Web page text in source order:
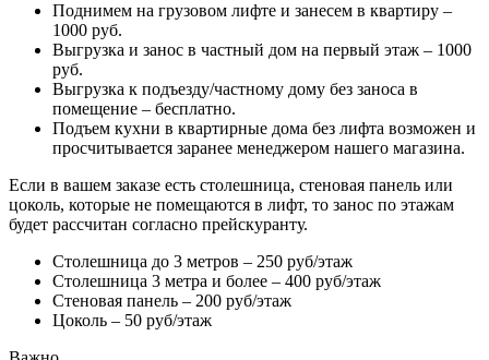
Поднимем на грузовом лифте и занесем в квартиру –
1000 руб.
Выгрузка и занос в частный дом на первый этаж – 1000
руб.
Выгрузка к подъезду/частному дому без заноса в
помещение – бесплатно.
Подъем кухни в квартирные дома без лифта возможен и
просчитывается заранее менеджером нашего магазина.
Если в вашем заказе есть столешница, стеновая панель или
цоколь, которые не помещаются в лифт, то занос по этажам
будет рассчитан согласно прейскуранту.
Столешница до 3 метров – 250 руб/этаж
Столешница 3 метра и более – 400 руб/этаж
Стеновая панель – 200 руб/этаж
Цоколь – 50 руб/этаж